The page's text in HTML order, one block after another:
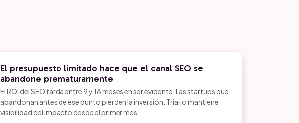
El presupuesto limitado hace que el canal SEO se
abandone prematuramente
El ROI del SEO tarda entre 9 y 18 meses en ser evidente. Las startups que
abandonan antes de ese punto pierden la inversión. Triario mantiene
visibilidad del impacto desde el primer mes.